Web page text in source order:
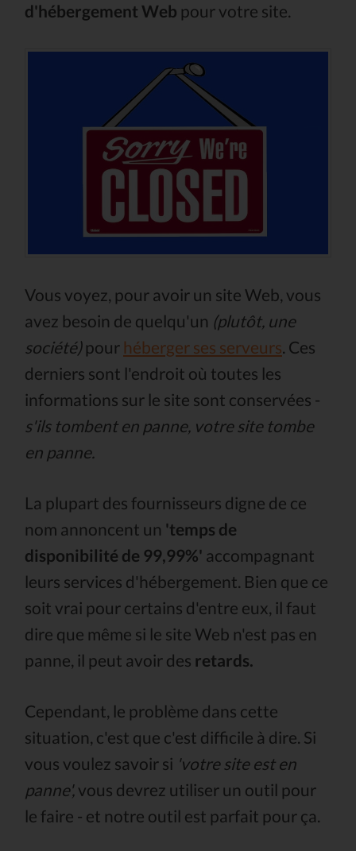
d'hébergement Web pour votre site.
Vous voyez, pour avoir un site Web, vous
avez besoin de quelqu'un (plutôt, une
société)pour héberger ses serveurs. Ces
derniers sont l'endroit où toutes les
informations sur le site sont conservées -
s'ils tombent en panne, votre site tombe
en panne.
La plupart des fournisseurs digne de ce
nom annoncent un 'temps de
disponibilité de 99,99%' accompagnant
leurs services d'hébergement. Bien que ce
soit vrai pour certains d'entre eux, il faut
dire que même si le site Web n'est pas en
panne, il peut avoir des retards.
Cependant, le problème dans cette
situation, c'est que c'est difficile à dire. Si
vous voulez savoir si 'votre site est en
panne', vous devrez utiliser un outil pour
le faire - et notre outil est parfait pour ça.